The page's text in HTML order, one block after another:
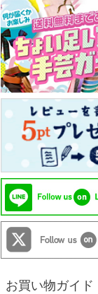
お買い物ガイド